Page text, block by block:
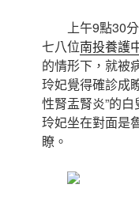
上午9點30分
七八位南投養護
的情形下，就被
玲妃覺得確診成
性腎盂腎炎”的
玲妃坐在對面是
瞭。